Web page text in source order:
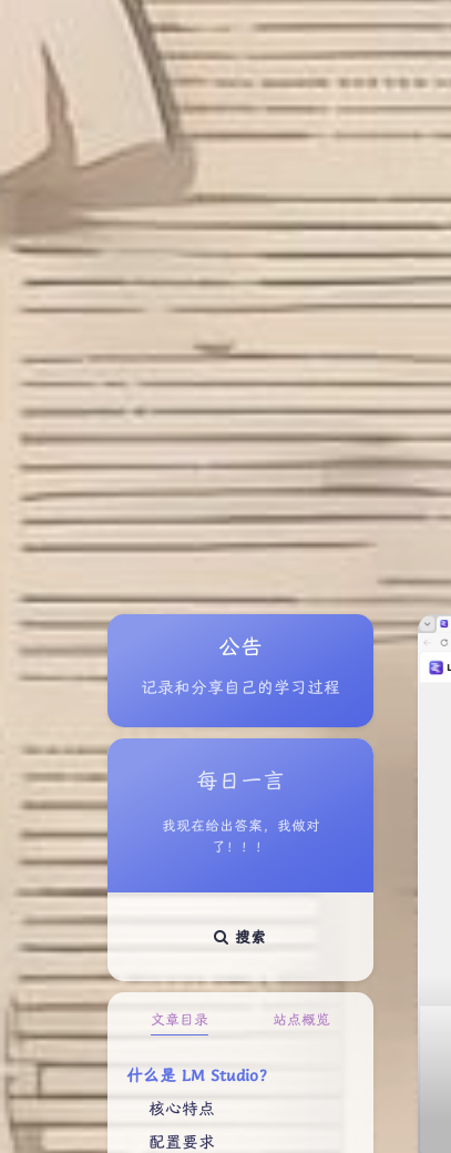
公告
记录和分享自己的学习过程
每日一言
我现在给出答案，我做对
了！！！
搜索
文章目录 站点概览
什么是 LM Studio？
核心特点
配置要求